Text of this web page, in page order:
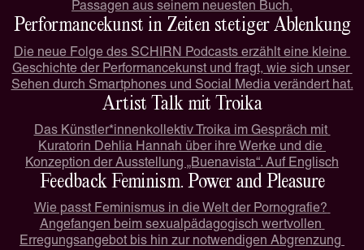
Passagen aus seinem neuesten Buch.
Performancekunst in Zeiten stetiger Ablenkung
Die neue Folge des SCHIRN Podcasts erzählt eine kleine
Geschichte der Performancekunst und fragt, wie sich unser
Sehen durch Smartphones und Social Media verändert hat.
Artist Talk mit Troika
Das Künstler*innenkollektiv Troika im Gespräch mit
Kuratorin Dehlia Hannah über ihre Werke und die
Konzeption der Ausstellung „Buenavista“. Auf Englisch
Feedback Feminism. Power and Pleasure
Wie passt Feminismus in die Welt der Pornografie?
Angefangen beim sexualpädagogisch wertvollen
Erregungsangebot bis hin zur notwendigen Abgrenzung